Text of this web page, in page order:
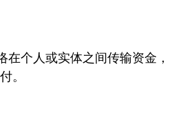
在个人或实体之间传输资金，
。